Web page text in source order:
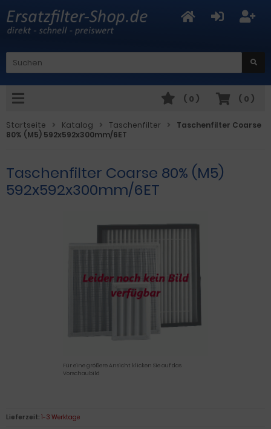
( 0 )
( 0 )
Startseite Katalog Taschenfilter
Taschenfilter Coarse
80% (M5) 592x592x300mm/6ET
Taschenfilter Coarse 80% (M5)
592x592x300mm/6ET
Für eine größere Ansicht klicken Sie auf das
Vorschaubild
Lieferzeit: 1-3 Werktage